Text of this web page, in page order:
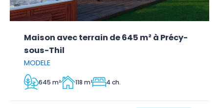
Maison avec terrain de 645 m² à Précy-
sous-Thil
MODELE
645 m² 118 m² 4 ch.